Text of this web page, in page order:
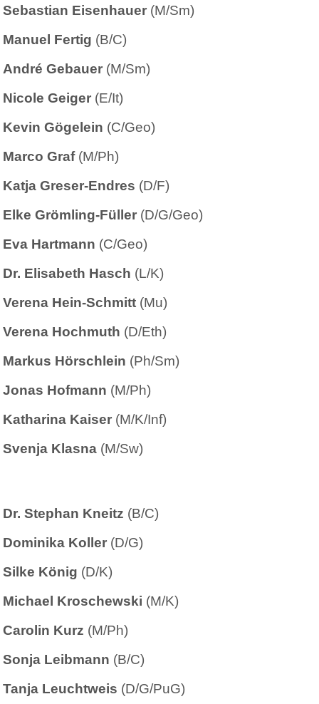
Sebastian Eisenhauer (M/Sm)
Manuel Fertig (B/C)
André Gebauer (M/Sm)
Nicole Geiger (E/It)
Kevin Gögelein (C/Geo)
Marco Graf (M/Ph)
Katja Greser-Endres (D/F)
Elke Grömling-Füller (D/G/Geo)
Eva Hartmann (C/Geo)
Dr. Elisabeth Hasch (L/K)
Verena Hein-Schmitt (Mu)
Verena Hochmuth (D/Eth)
Markus Hörschlein (Ph/Sm)
Jonas Hofmann (M/Ph)
Katharina Kaiser (M/K/Inf)
Svenja Klasna (M/Sw)
Dr. Stephan Kneitz (B/C)
Dominika Koller (D/G)
Silke König (D/K)
Michael Kroschewski (M/K)
Carolin Kurz (M/Ph)
Sonja Leibmann (B/C)
Tanja Leuchtweis (D/G/PuG)